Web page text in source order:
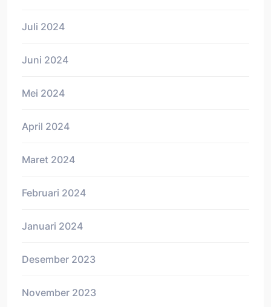
Juli 2024
Juni 2024
Mei 2024
April 2024
Maret 2024
Februari 2024
Januari 2024
Desember 2023
November 2023